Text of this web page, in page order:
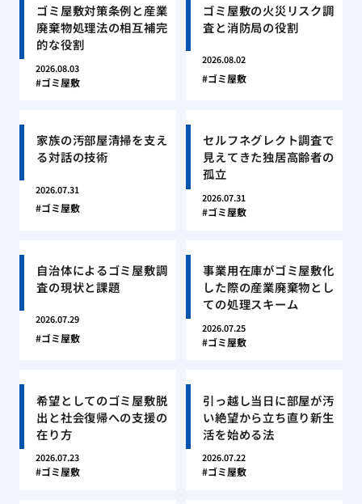
ゴミ屋敷対策条例と産業
廃棄物処理法の相互補完
的な役割
2026.08.03
ゴミ屋敷
ゴミ屋敷の火災リスク調
査と消防局の役割
2026.08.02
ゴミ屋敷
家族の汚部屋清掃を支え
る対話の技術
2026.07.31
ゴミ屋敷
セルフネグレクト調査で
見えてきた独居高齢者の
孤立
2026.07.31
ゴミ屋敷
自治体によるゴミ屋敷調
査の現状と課題
2026.07.29
ゴミ屋敷
事業用在庫がゴミ屋敷化
した際の産業廃棄物とし
ての処理スキーム
2026.07.25
ゴミ屋敷
希望としてのゴミ屋敷脱
出と社会復帰への支援の
在り方
2026.07.23
ゴミ屋敷
引っ越し当日に部屋が汚
い絶望から立ち直り新生
活を始める法
2026.07.22
ゴミ屋敷